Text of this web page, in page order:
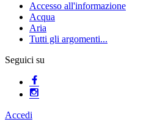
Accesso all'informazione
Acqua
Aria
Tutti gli argomenti...
Seguici su
Accedi